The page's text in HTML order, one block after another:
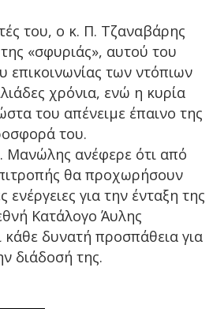
του, ο κ. Π. Τζαναβάρης
«σφυριάς», αυτού του
επικοινωνίας των ντόπιων
χρόνια, ενώ η κυρία
του απένειμε έπαινο της
του.
Μανώλης ανέφερε ότι από
θα προχωρήσουν
ενέργειες για την ένταξη της
Κατάλογο Άυλης
κάθε δυνατή προσπάθεια για
διάδοσή της.